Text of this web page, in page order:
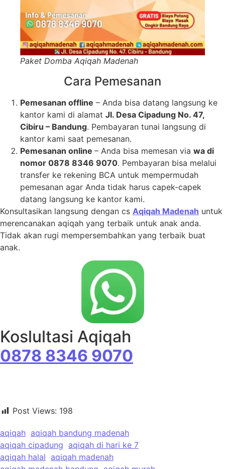
Paket Domba Aqiqah Madenah
Cara Pemesanan
Pemesanan offline – Anda bisa datang langsung ke
kantor kami di alamat Jl. Desa Cipadung No. 47,
Cibiru – Bandung. Pembayaran tunai langsung di
kantor kami saat pemesanan.
Pemesanan online – Anda bisa memesan via wa di
nomor 0878 8346 9070. Pembayaran bisa melalui
transfer ke rekening BCA untuk mempermudah
pemesanan agar Anda tidak harus capek-capek
datang langsung ke kantor kami.
Konsultasikan langsung dengan cs Aqiqah Madenah untuk
merencanakan aqiqah yang terbaik untuk anak anda.
Tidak akan rugi mempersembahkan yang terbaik buat
anak.
Koslultasi Aqiqah
0878 8346 9070
Post Views: 198
aqiqah aqiqah bandung madenah
aqiqah cipadung aqiqah di hari ke 7
aqiqah halal aqiqah madenah